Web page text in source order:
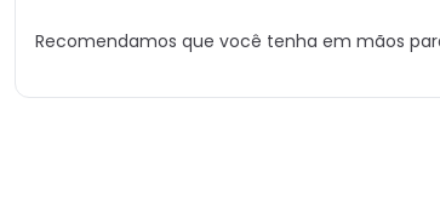
Recomendamos que você tenha em mãos